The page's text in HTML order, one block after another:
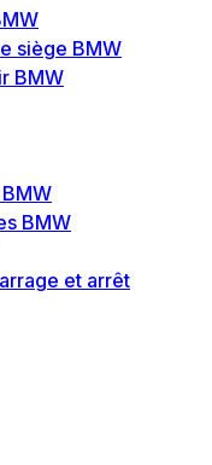
siège BMW
BMW
BMW
et arrêt